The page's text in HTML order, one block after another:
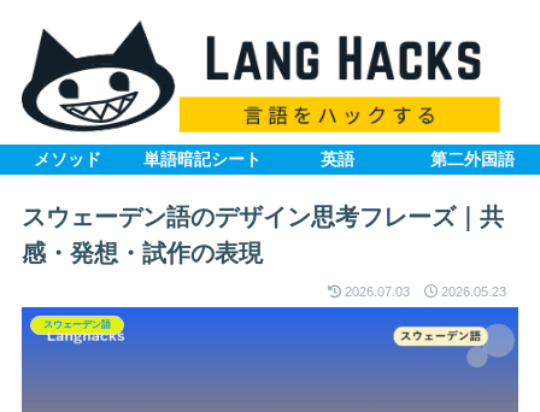
メソッド 単語暗記シート 英語 第二外国語
スウェーデン語のデザイン思考フレーズ｜共
感・発想・試作の表現
2026.07.03 2026.05.23
スウェーデン語